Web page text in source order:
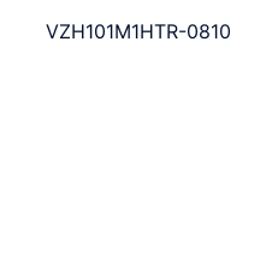
VZH101M1HTR-0810